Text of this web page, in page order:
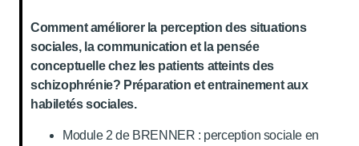
Comment améliorer la perception des situations
sociales, la communication et la pensée
conceptuelle chez les patients atteints des
schizophrénie? Préparation et entrainement aux
habiletés sociales.
Module 2 de BRENNER : perception sociale en